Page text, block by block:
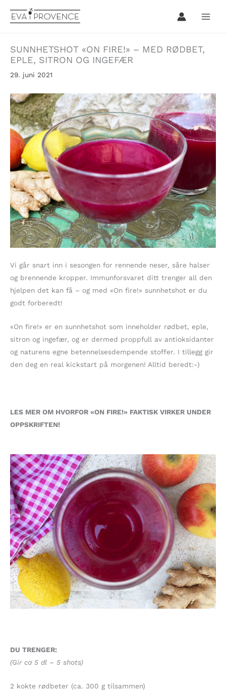
rett
SUNNHETSHOT «ON FIRE!» – MED RØDBET,
EPLE, SITRON OG INGEFÆR
29. juni 2021
Vi går snart inn i sesongen for rennende neser, såre halser
og brennende kropper. Immunforsvaret ditt trenger all den
hjelpen det kan få – og med «On fire!» sunnhetshot er du
godt forberedt!
«On fire!» er en sunnhetshot som inneholder rødbet, eple,
sitron og ingefær, og er dermed proppfull av antioksidanter
og naturens egne betennelsesdempende stoffer. I tillegg gir
den deg en real kickstart på morgenen! Alltid beredt:-)
LES MER OM HVORFOR «ON FIRE!» FAKTISK VIRKER UNDER
OPPSKRIFTEN!
DU TRENGER:
(Gir ca 5 dl – 5 shots)
2 kokte rødbeter (ca. 300 g tilsammen)